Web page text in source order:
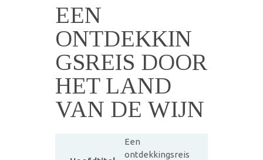
EEN
ONTDEKKIN
GSREIS DOOR
HET LAND
VAN DE WIJN
Een
ontdekkingsreis